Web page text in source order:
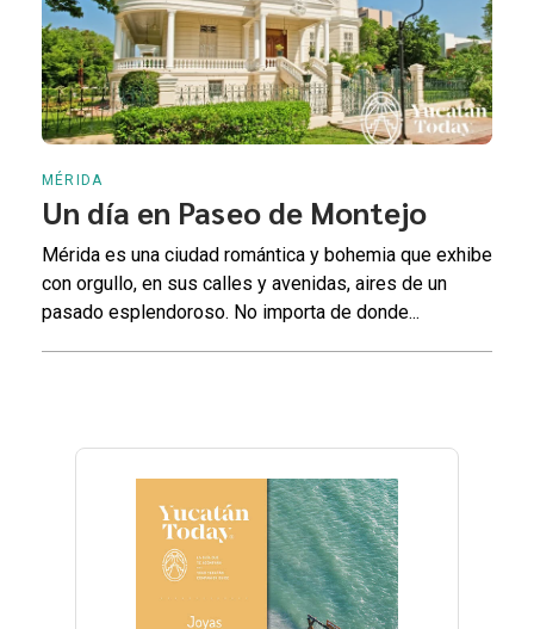
MÉRIDA
Un día en Paseo de Montejo
Mérida es una ciudad romántica y bohemia que exhibe
con orgullo, en sus calles y avenidas, aires de un
pasado esplendoroso. No importa de donde...